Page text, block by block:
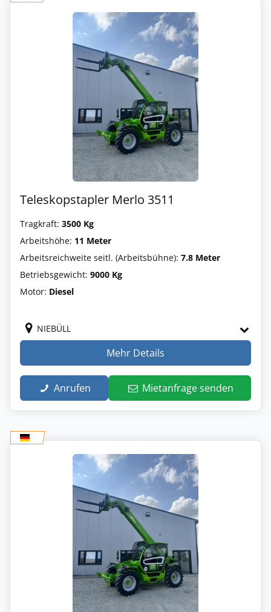
Teleskopstapler Merlo 3511
Tragkraft: 3500 Kg
Arbeitshöhe: 11 Meter
Arbeitsreichweite seitl. (Arbeitsbühne): 7.8 Meter
Betriebsgewicht: 9000 Kg
Motor: Diesel
NIEBÜLL
Mehr Details
Anrufen Mietanfrage senden